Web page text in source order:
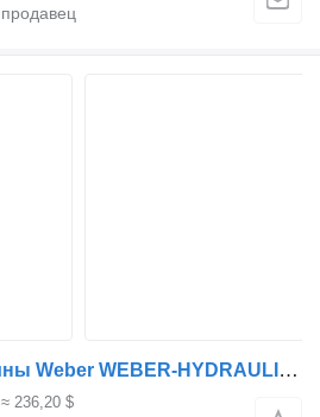
Насос подъема кабины Weber WEBER-HYDRAULIK TGX 18.440 (01.07-) 85417236019 для тягача MAN TGL, TGM, TGS, TGX (2005-2021)
≈ 236,20 $